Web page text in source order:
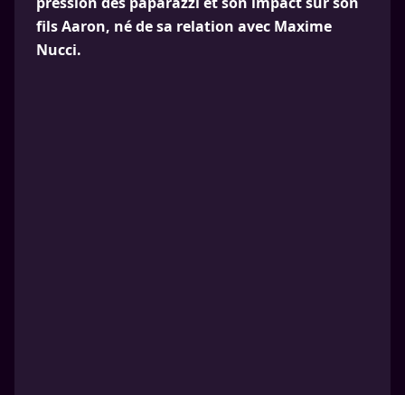
fils Aaron, né de sa relation avec Maxime
Nucci.